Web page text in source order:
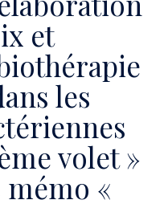
et
les
volet »
mémo «